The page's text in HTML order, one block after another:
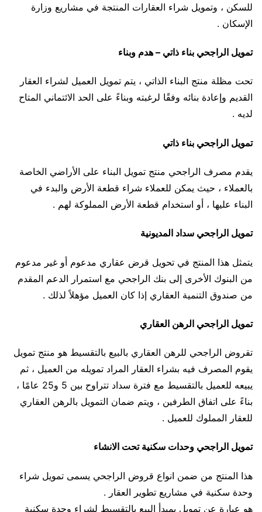
للسكن ، وتمويل شراء العقارات المنتجة في مشاريع وزارة
الإسكان .
تمويل الراجحي بناء ذاتي – هدم وبناء
تحت مظلة منتج البناء الذاتي ، يتم تمويل العميل لشراء العقار
القديم وإعادة بنائه وفقًا لرغبته وبناءً على الحد الائتماني المتاح
لديه .
تمويل الراجحي بناء ذاتي
يقدم مصرف الراجحي منتج تمويل البناء على الأراضي الخاصة
بالعملاء ، حيث يمكن للعملاء شراء قطعة الأرض والبدء في
البناء عليها ، أو استخدام قطعة الأرض المملوكة لهم .
تمويل الراجحي سداد المديونية
يتمثل هذا المنتج في تحويل قرض عقاري مدعوم أو غير مدعوم
من البنوك الأخرى إلى بنك الراجحي مع استمرار الدعم المقدم
من صندوق التنمية العقاري إذا كان العميل مؤهلاً لذلك .
تمويل الراجحي الرهن العقاري
تقروض الراجحي للرهن العقاري بالبيع بالتقسيط هو منتج تمويل
يقوم المصرف فيه بشراء العقار المراد تمويله من العميل ، ثم
يبيعه للعميل بالتقسيط مع فترة سداد تتراوح بين 5 و25 عامًا ،
بناءً على اتفاق الطرفين ، ويتم ضمان التمويل بالرهن العقاري
للعقار المملوك للعميل .
تمويل الراجحي وحدات سكنية تحت الانشاء
هذا المنتج من ضمن انواع قروض الراجحي يسمى تمويل شراء
وحدة سكنية في مشاريع تطوير العقار .
هو عبارة عن تمويل بمبدأ البيع بالتقسيط لشراء وحدة سكنية